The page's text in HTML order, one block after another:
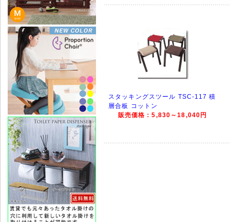
スタッキングスツール TSC-117 積
層合板 コットン
販売価格：5,830～18,040円